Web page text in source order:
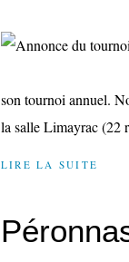
son tournoi annuel.
la salle Limayrac (22
LIRE LA SUITE